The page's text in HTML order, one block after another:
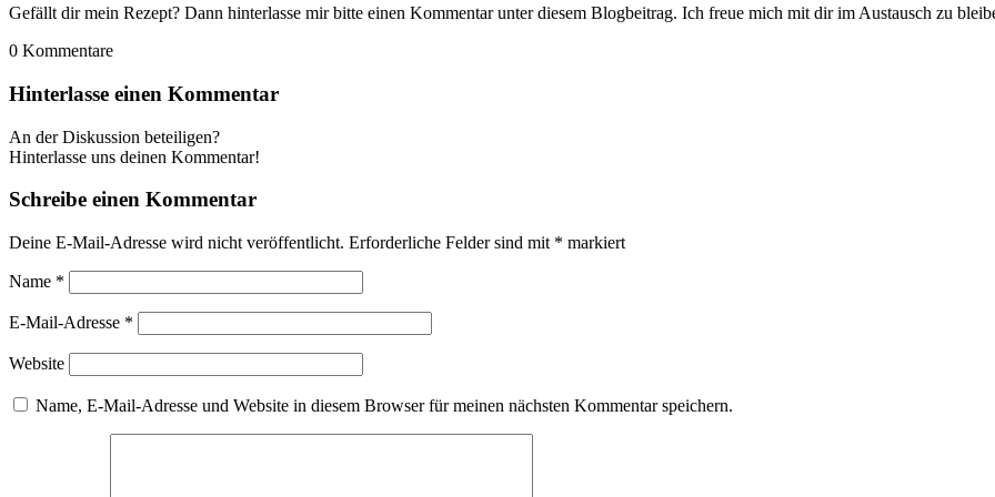
Gefällt dir mein Rezept? Dann hinterlasse mir bitte einen Kommentar unter diesem Blogbeitrag. Ich freue mich mit dir im Austausch zu
0 Kommentare
Hinterlasse einen Kommentar
An der Diskussion beteiligen?
Hinterlasse uns deinen Kommentar!
Schreibe einen Kommentar
Deine E-Mail-Adresse wird nicht veröffentlicht. Erforderliche Felder sind mit * markiert
Name *
E-Mail-Adresse *
Website
Name, E-Mail-Adresse und Website in diesem Browser für meinen nächsten Kommentar speichern.